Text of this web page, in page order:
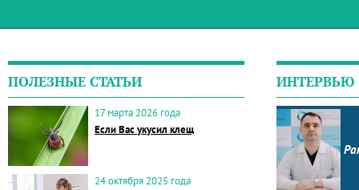
ПОЛЕЗНЫЕ СТАТЬИ
17 марта 2026 года
Если Вас укусил клещ
24 октября 2025 года
ИНТЕРВЬЮ